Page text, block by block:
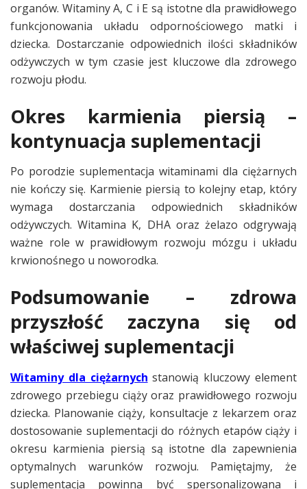
organów. Witaminy A, C i E są istotne dla prawidłowego
funkcjonowania układu odpornościowego matki i
dziecka. Dostarczanie odpowiednich ilości składników
odżywczych w tym czasie jest kluczowe dla zdrowego
rozwoju płodu.
Okres karmienia piersią –
kontynuacja suplementacji
Po porodzie suplementacja witaminami dla ciężarnych
nie kończy się. Karmienie piersią to kolejny etap, który
wymaga dostarczania odpowiednich składników
odżywczych. Witamina K, DHA oraz żelazo odgrywają
ważne role w prawidłowym rozwoju mózgu i układu
krwionośnego u noworodka.
Podsumowanie – zdrowa
przyszłość zaczyna się od
właściwej suplementacji
Witaminy dla ciężarnych stanowią kluczowy element
zdrowego przebiegu ciąży oraz prawidłowego rozwoju
dziecka. Planowanie ciąży, konsultacje z lekarzem oraz
dostosowanie suplementacji do różnych etapów ciąży i
okresu karmienia piersią są istotne dla zapewnienia
optymalnych warunków rozwoju. Pamiętajmy, że
suplementacja powinna być spersonalizowana i